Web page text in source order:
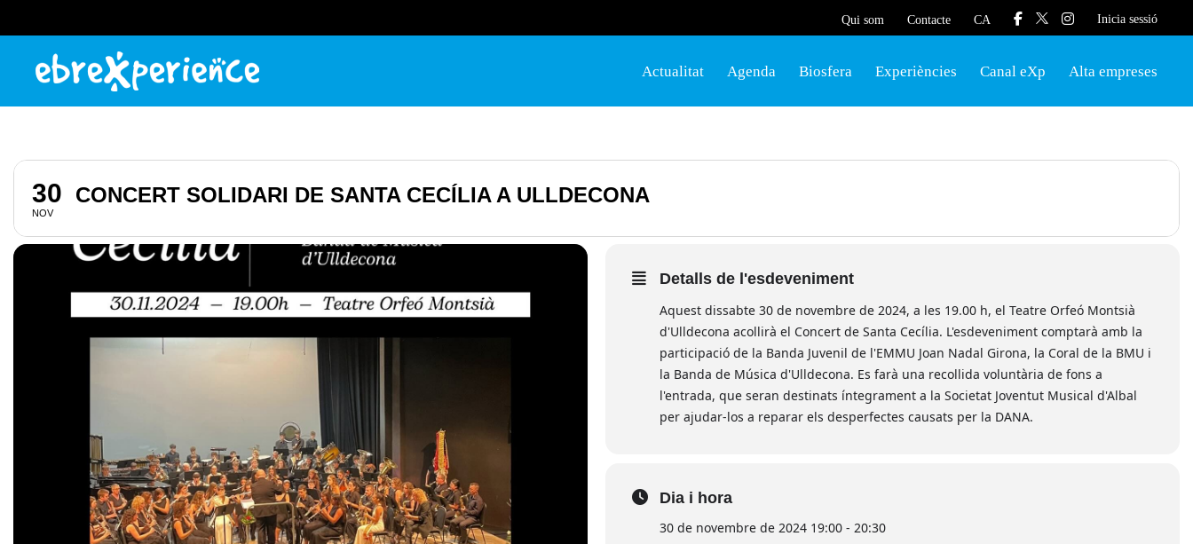
Qui som Contacte CA Inicia sessió
Actualitat Agenda Biosfera Experiències Canal eXp Alta empreses
30
NOV
CONCERT SOLIDARI DE SANTA CECÍLIA A ULLDECONA
Detalls de l'esdeveniment
Aquest dissabte 30 de novembre de 2024, a les 19.00 h, el Teatre Orfeó Montsià
d'Ulldecona acollirà el Concert de Santa Cecília. L'esdeveniment comptarà amb la
participació de la Banda Juvenil de l'EMMU Joan Nadal Girona, la Coral de la BMU i
la Banda de Música d'Ulldecona. Es farà una recollida voluntària de fons a
l'entrada, que seran destinats íntegrament a la Societat Joventut Musical d'Albal
per ajudar-los a reparar els desperfectes causats per la DANA.
Dia i hora
30 de novembre de 2024 19:00 - 20:30